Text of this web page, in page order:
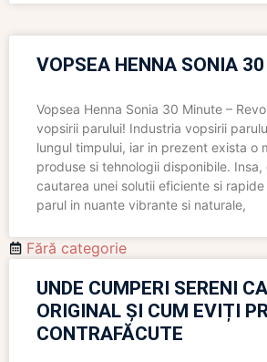
VOPSEA HENNA SONIA
Vopsea Henna Sonia 30 Minute –
vopsirii parului! Industria vopsirii
lungul timpului, iar in prezent exista o
produse si tehnologii disponibile. Insa,
cautarea unei solutii eficiente si
parul in nuante vibrante si naturale,
Fără categorie
UNDE CUMPERI SERENI
ORIGINAL ȘI CUM EVIȚI
CONTRAFĂCUTE